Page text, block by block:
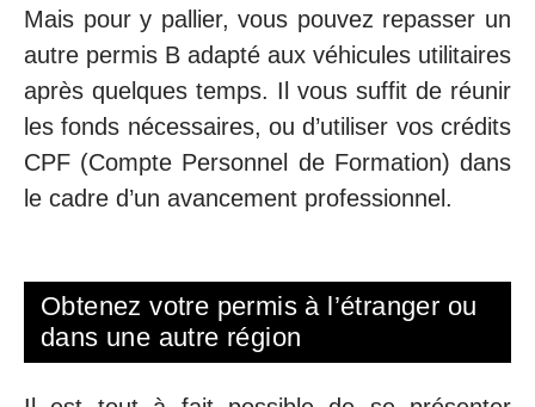
Mais pour y pallier, vous pouvez repasser un
autre permis B adapté aux véhicules utilitaires
après quelques temps. Il vous suffit de réunir
les fonds nécessaires, ou d’utiliser vos crédits
CPF (Compte Personnel de Formation) dans
le cadre d’un avancement professionnel.
Obtenez votre permis à l’étranger ou
dans une autre région